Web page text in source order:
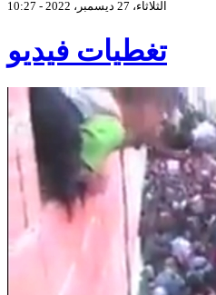
الثلاثاء، 27 ديسمبر، 2022 - 10:27
تغطيات فيديو